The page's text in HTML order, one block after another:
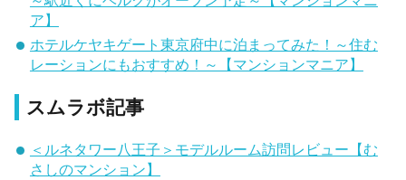
ア】
ホテルケヤキゲート東京府中に泊まってみた！～住む
レーションにもおすすめ！～【マンションマニア】
スムラボ記事
＜ルネタワー八王子＞モデルルーム訪問レビュー【む
さしのマンション】